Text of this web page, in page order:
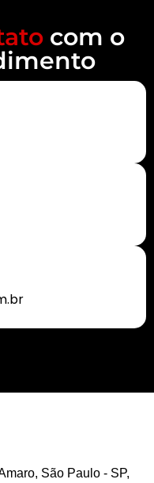
com o
São Paulo - SP,